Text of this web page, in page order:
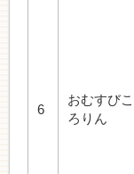
6
おむすびこ
ろりん